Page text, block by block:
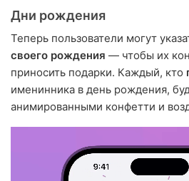
Дни рождения
Теперь пользователи могут
своего рождения — чтобы их
приносить подарки. Каждый, кто
именинника в день рождения,
анимированными конфетти и